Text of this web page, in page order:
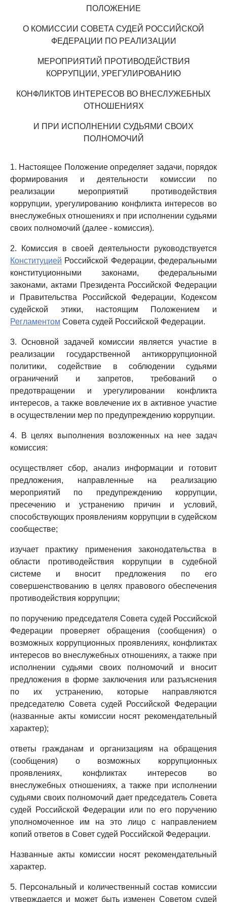
ПОЛОЖЕНИЕ
О КОМИССИИ СОВЕТА СУДЕЙ РОССИЙСКОЙ
ФЕДЕРАЦИИ ПО РЕАЛИЗАЦИИ
МЕРОПРИЯТИЙ ПРОТИВОДЕЙСТВИЯ
КОРРУПЦИИ, УРЕГУЛИРОВАНИЮ
КОНФЛИКТОВ ИНТЕРЕСОВ ВО ВНЕСЛУЖЕБНЫХ
ОТНОШЕНИЯХ
И ПРИ ИСПОЛНЕНИИ СУДЬЯМИ СВОИХ
ПОЛНОМОЧИЙ
1. Настоящее Положение определяет задачи, порядок
формирования и деятельности комиссии по
реализации мероприятий противодействия
коррупции, урегулированию конфликта интересов во
внеслужебных отношениях и при исполнении судьями
своих полномочий (далее - комиссия).
2. Комиссия в своей деятельности руководствуется
Конституцией Российской Федерации, федеральными
конституционными законами, федеральными
законами, актами Президента Российской Федерации
и Правительства Российской Федерации, Кодексом
судейской этики, настоящим Положением и
Регламентом Совета судей Российской Федерации.
3. Основной задачей комиссии является участие в
реализации государственной антикоррупционной
политики, содействие в соблюдении судьями
ограничений и запретов, требований о
предотвращении и урегулировании конфликта
интересов, а также вовлечение их в активное участие
в осуществлении мер по предупреждению коррупции.
4. В целях выполнения возложенных на нее задач
комиссия:
осуществляет сбор, анализ информации и готовит
предложения, направленные на реализацию
мероприятий по предупреждению коррупции,
пресечению и устранению причин и условий,
способствующих проявлениям коррупции в судейском
сообществе;
изучает практику применения законодательства в
области противодействия коррупции в судебной
системе и вносит предложения по его
совершенствованию в целях правового обеспечения
противодействия коррупции;
по поручению председателя Совета судей Российской
Федерации проверяет обращения (сообщения) о
возможных коррупционных проявлениях, конфликтах
интересов во внеслужебных отношениях, а также при
исполнении судьями своих полномочий и вносит
предложения в форме заключения или разъяснения
по их устранению, которые направляются
председателю Совета судей Российской Федерации
(названные акты комиссии носят рекомендательный
характер);
ответы гражданам и организациям на обращения
(сообщения) о возможных коррупционных
проявлениях, конфликтах интересов во
внеслужебных отношениях, а также при исполнении
судьями своих полномочий дает председатель Совета
судей Российской Федерации или по его поручению
уполномоченное им на это лицо с направлением
копий ответов в Совет судей Российской Федерации.
Названные акты комиссии носят рекомендательный
характер.
5. Персональный и количественный состав комиссии
утверждается и может быть изменен Советом судей